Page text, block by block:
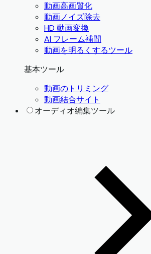
動画高画質化
動画ノイズ除去
HD 動画変換
AI フレーム補間
動画を明るくするツール
基本ツール
動画のトリミング
動画結合サイト
オーディオ編集ツール